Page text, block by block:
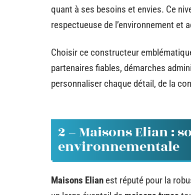
quant à ses besoins et envies. Ce
respectueuse de l’environnement et
Choisir ce constructeur
partenaires fiables, démarches
personnaliser chaque détail, de la
2 – Maisons Elian :
environnementale
Maisons Elian est réputé pour la